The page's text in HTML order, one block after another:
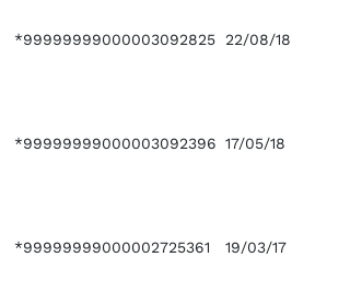
*99999999000003092825 22/08/18
*99999999000003092396 17/05/18
*99999999000002725361 19/03/17